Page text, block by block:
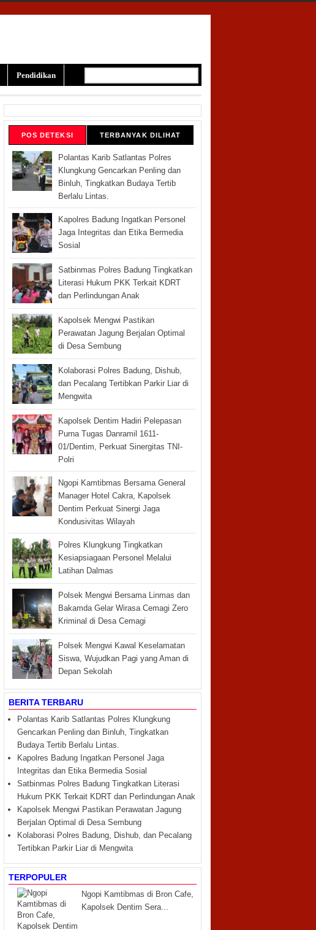
Pendidikan
POS DETEKSI TERBANYAK DILIHAT
Polantas Karib Satlantas Polres
Klungkung Gencarkan Penling dan
Binluh, Tingkatkan Budaya Tertib
Berlalu Lintas.
Kapolres Badung Ingatkan Personel
Jaga Integritas dan Etika Bermedia
Sosial
Satbinmas Polres Badung Tingkatkan
Literasi Hukum PKK Terkait KDRT
dan Perlindungan Anak
Kapolsek Mengwi Pastikan
Perawatan Jagung Berjalan Optimal
di Desa Sembung
Kolaborasi Polres Badung, Dishub,
dan Pecalang Tertibkan Parkir Liar di
Mengwita
Kapolsek Dentim Hadiri Pelepasan
Purna Tugas Danramil 1611-
01/Dentim, Perkuat Sinergitas TNI-
Polri
Ngopi Kamtibmas Bersama General
Manager Hotel Cakra, Kapolsek
Dentim Perkuat Sinergi Jaga
Kondusivitas Wilayah
Polres Klungkung Tingkatkan
Kesiapsiagaan Personel Melalui
Latihan Dalmas
Polsek Mengwi Bersama Linmas dan
Bakamda Gelar Wirasa Cemagi Zero
Kriminal di Desa Cemagi
Polsek Mengwi Kawal Keselamatan
Siswa, Wujudkan Pagi yang Aman di
Depan Sekolah
BERITA TERBARU
Polantas Karib Satlantas Polres Klungkung
Gencarkan Penling dan Binluh, Tingkatkan
Budaya Tertib Berlalu Lintas.
Kapolres Badung Ingatkan Personel Jaga
Integritas dan Etika Bermedia Sosial
Satbinmas Polres Badung Tingkatkan Literasi
Hukum PKK Terkait KDRT dan Perlindungan Anak
Kapolsek Mengwi Pastikan Perawatan Jagung
Berjalan Optimal di Desa Sembung
Kolaborasi Polres Badung, Dishub, dan Pecalang
Tertibkan Parkir Liar di Mengwita
TERPOPULER
Ngopi Kamtibmas di Bron Cafe,
Kapolsek Dentim Sera...